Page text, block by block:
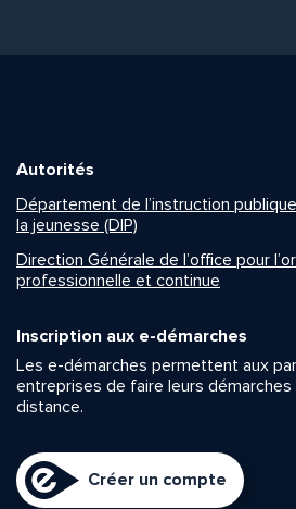
Autorités
Département de l’instruction
la jeunesse (DIP)
Direction Générale de l’office pour
professionnelle et continue
Inscription aux e-démarches
Les e-démarches permettent aux
entreprises de faire leurs
distance.
Créer un compte